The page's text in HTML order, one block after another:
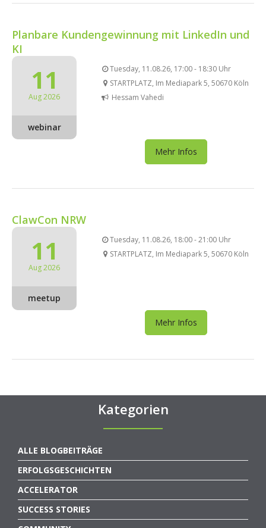
Planbare Kundengewinnung mit LinkedIn und
KI
11
Aug 2026
webinar
Tuesday, 11.08.26, 17:00 - 18:30 Uhr
STARTPLATZ, Im Mediapark 5, 50670 Köln
Hessam Vahedi
Mehr Infos
ClawCon NRW
11
Aug 2026
meetup
Tuesday, 11.08.26, 18:00 - 21:00 Uhr
STARTPLATZ, Im Mediapark 5, 50670 Köln
Mehr Infos
Kategorien
ALLE BLOGBEITRÄGE
ERFOLGSGESCHICHTEN
ACCELERATOR
SUCCESS STORIES